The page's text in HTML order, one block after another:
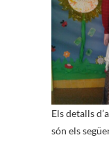
Els detalls
són els